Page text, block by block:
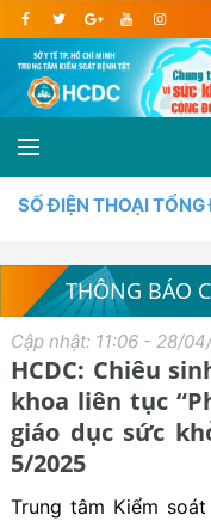
SỐ ĐIỆN THOẠI
THÔNG BÁO
Cập nhật: 11:06 - 28/
HCDC: Chiêu
khoa liên tục
giáo dục sức
5/2025
Trung tâm Kiểm